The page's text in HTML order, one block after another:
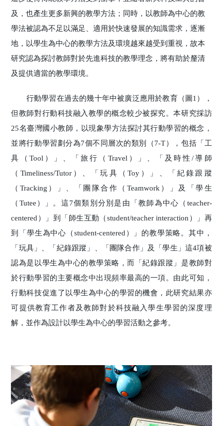
及，也產生更多新興的教學方法；同時，以教師為中心的教
學法被認為不足以滿足、適用於快速發展的知識需求，逐漸
地，以學生為中心的教學方法及環境越來越受到重視，故本
研究認為探討教師對於先進科技的教學理念，將有助於釐清
及提供適當的教學環境。
行動學習在過去的幾十年中被廣泛應用於教育（圖1），
但教師對行動科技融入教學的概念較少被探究。本研究採訪
25名臺灣國小教師，以現象學方法探討其行動學習的概念，
並將行動學習劃分為7個不同層次的類別（7-T），包括「工
具（Tool）」、「旅行（Travel）」、「及時性/導師
（Timeliness/Tutor）、「玩具（Toy）」、「紀錄跟蹤
（Tracking）」、「團隊合作（Teamwork）」及「學生
（Tutee）」。這7個類別分別是由「教師為中心（teacher-
centered）」到「師生互動（student/teacher interaction）」再
到「學生為中心（student-centered）」的教學策略。其中，
「玩具」、「紀錄跟蹤」、「團隊合作」及「學生」這4項被
認為是以學生為中心的教學策略，而「紀錄跟蹤」是教師對
於行動學習的主要概念中出現頻率最高的一項。由此可知，
行動科技促進了以學生為中心的學習的機會，此研究結果亦
可提供教育工作者及教師對於科技融入學生學習的深度理
解，並作為設計以學生為中心的學習活動之參考。